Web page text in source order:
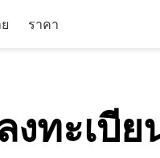
ราคา
ทะเบี